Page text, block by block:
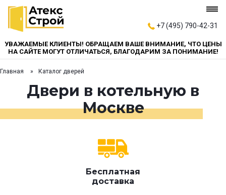
+7 (495) 790-42-31
УВАЖАЕМЫЕ КЛИЕНТЫ! ОБРАЩАЕМ ВАШЕ ВНИМАНИЕ, ЧТО ЦЕНЫ
НА САЙТЕ МОГУТ ОТЛИЧАТЬСЯ, БЛАГОДАРИМ ЗА ПОНИМАНИЕ!
Главная Каталог дверей
Двери в котельную в
Москве
Бесплатная
доставка